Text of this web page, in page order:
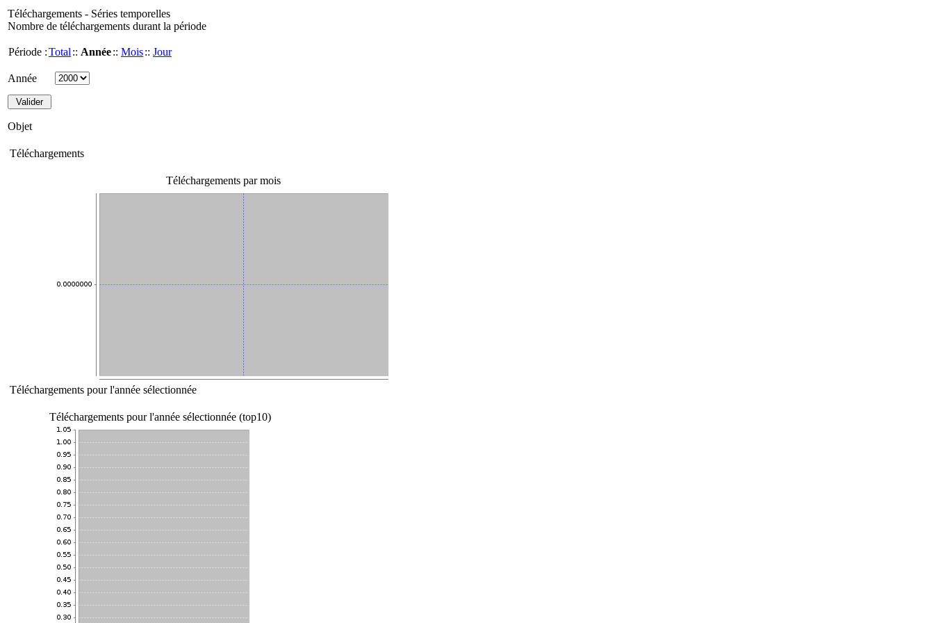
Téléchargements - Séries temporelles
Nombre de téléchargements durant la période
Période :Total :: Année:: Mois:: Jour
Année
Objet
Téléchargements
Téléchargements par mois
Téléchargements pour l'année sélectionnée
Téléchargements pour l'année sélectionnée (top10)